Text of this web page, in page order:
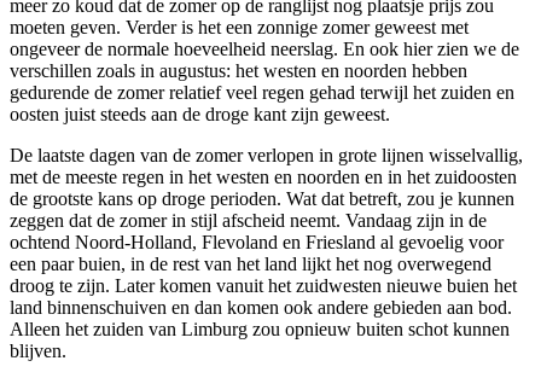
meer zo koud dat de zomer op de ranglijst nog plaatsje prijs zou
moeten geven. Verder is het een zonnige zomer geweest met
ongeveer de normale hoeveelheid neerslag. En ook hier zien we de
verschillen zoals in augustus: het westen en noorden hebben
gedurende de zomer relatief veel regen gehad terwijl het zuiden en
oosten juist steeds aan de droge kant zijn geweest.
De laatste dagen van de zomer verlopen in grote lijnen wisselvallig,
met de meeste regen in het westen en noorden en in het zuidoosten
de grootste kans op droge perioden. Wat dat betreft, zou je kunnen
zeggen dat de zomer in stijl afscheid neemt. Vandaag zijn in de
ochtend Noord-Holland, Flevoland en Friesland al gevoelig voor
een paar buien, in de rest van het land lijkt het nog overwegend
droog te zijn. Later komen vanuit het zuidwesten nieuwe buien het
land binnenschuiven en dan komen ook andere gebieden aan bod.
Alleen het zuiden van Limburg zou opnieuw buiten schot kunnen
blijven.